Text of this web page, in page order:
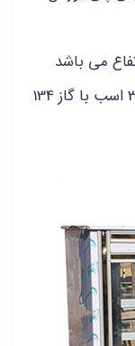
می باشد
مجهز به یک کمپرسور با ظرفیت 3/4 اسب با گاز 134